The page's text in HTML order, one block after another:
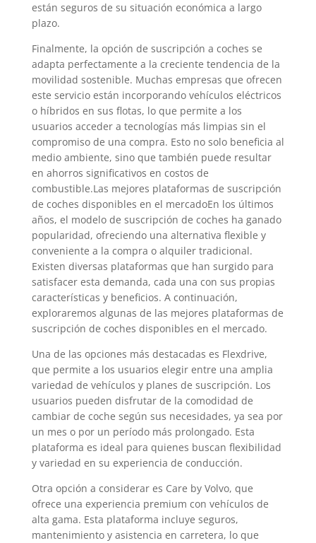
están seguros de su situación económica a largo
plazo.
Finalmente, la opción de suscripción a coches se
adapta perfectamente a la creciente tendencia de la
movilidad sostenible. Muchas empresas que ofrecen
este servicio están incorporando vehículos eléctricos
o híbridos en sus flotas, lo que permite a los
usuarios acceder a tecnologías más limpias sin el
compromiso de una compra. Esto no solo beneficia al
medio ambiente, sino que también puede resultar
en ahorros significativos en costos de
combustible.Las mejores plataformas de suscripción
de coches disponibles en el mercadoEn los últimos
años, el modelo de suscripción de coches ha ganado
popularidad, ofreciendo una alternativa flexible y
conveniente a la compra o alquiler tradicional.
Existen diversas plataformas que han surgido para
satisfacer esta demanda, cada una con sus propias
características y beneficios. A continuación,
exploraremos algunas de las mejores plataformas de
suscripción de coches disponibles en el mercado.
Una de las opciones más destacadas es Flexdrive,
que permite a los usuarios elegir entre una amplia
variedad de vehículos y planes de suscripción. Los
usuarios pueden disfrutar de la comodidad de
cambiar de coche según sus necesidades, ya sea por
un mes o por un período más prolongado. Esta
plataforma es ideal para quienes buscan flexibilidad
y variedad en su experiencia de conducción.
Otra opción a considerar es Care by Volvo, que
ofrece una experiencia premium con vehículos de
alta gama. Esta plataforma incluye seguros,
mantenimiento y asistencia en carretera, lo que